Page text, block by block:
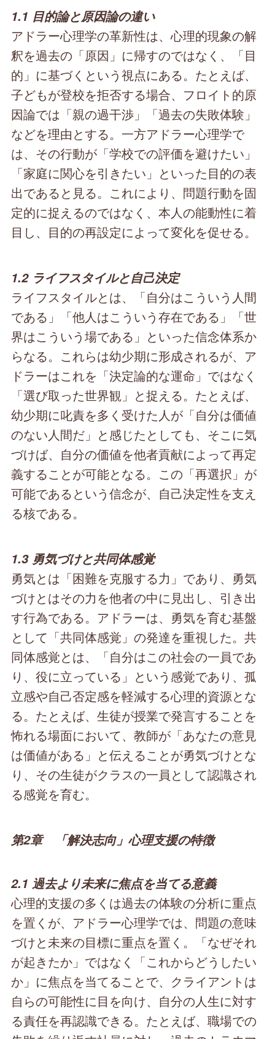
1.1 目的論と原因論の違い
アドラー心理学の革新性は、心理的現象の解
釈を過去の「原因」に帰すのではなく、「目
的」に基づくという視点にある。たとえば、
子どもが登校を拒否する場合、フロイト的原
因論では「親の過干渉」「過去の失敗体験」
などを理由とする。一方アドラー心理学で
は、その行動が「学校での評価を避けたい」
「家庭に関心を引きたい」といった目的の表
出であると見る。これにより、問題行動を固
定的に捉えるのではなく、本人の能動性に着
目し、目的の再設定によって変化を促せる。
1.2 ライフスタイルと自己決定
ライフスタイルとは、「自分はこういう人間
である」「他人はこういう存在である」「世
界はこういう場である」といった信念体系か
らなる。これらは幼少期に形成されるが、ア
ドラーはこれを「決定論的な運命」ではなく
「選び取った世界観」と捉える。たとえば、
幼少期に叱責を多く受けた人が「自分は価値
のない人間だ」と感じたとしても、そこに気
づけば、自分の価値を他者貢献によって再定
義することが可能となる。この「再選択」が
可能であるという信念が、自己決定性を支え
る核である。
1.3 勇気づけと共同体感覚
勇気とは「困難を克服する力」であり、勇気
づけとはその力を他者の中に見出し、引き出
す行為である。アドラーは、勇気を育む基盤
として「共同体感覚」の発達を重視した。共
同体感覚とは、「自分はこの社会の一員であ
り、役に立っている」という感覚であり、孤
立感や自己否定感を軽減する心理的資源とな
る。たとえば、生徒が授業で発言することを
怖れる場面において、教師が「あなたの意見
は価値がある」と伝えることが勇気づけとな
り、その生徒がクラスの一員として認識され
る感覚を育む。
第2章 「解決志向」心理支援の特徴
2.1 過去より未来に焦点を当てる意義
心理的支援の多くは過去の体験の分析に重点
を置くが、アドラー心理学では、問題の意味
づけと未来の目標に重点を置く。「なぜそれ
が起きたか」ではなく「これからどうしたい
か」に焦点を当てることで、クライアントは
自らの可能性に目を向け、自分の人生に対す
る責任を再認識できる。たとえば、職場での